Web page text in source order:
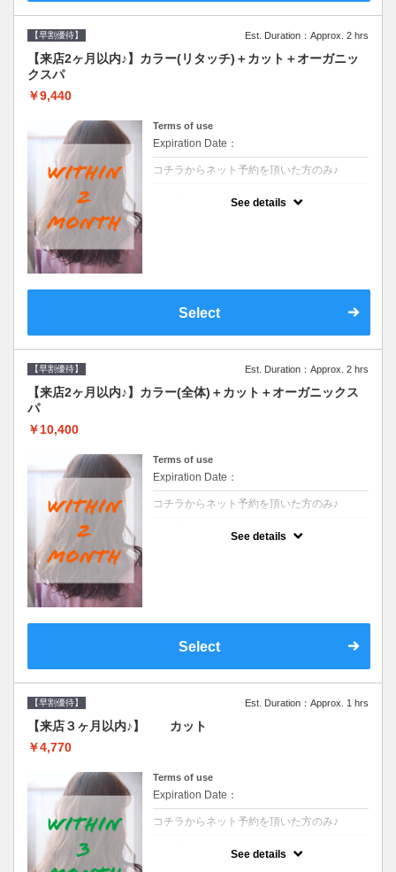
【早割優待】 Est. Duration：Approx. 2 hrs
【来店2ヶ月以内♪】カラー(リタッチ)＋カット＋オーガニッ
クスパ
￥9,440
Terms of use
Expiration Date：
コチラからネット予約を頂いた方のみ♪
See details
Select
【早割優待】 Est. Duration：Approx. 2 hrs
【来店2ヶ月以内♪】カラー(全体)＋カット＋オーガニックス
パ
￥10,400
Terms of use
Expiration Date：
コチラからネット予約を頂いた方のみ♪
See details
Select
【早割優待】 Est. Duration：Approx. 1 hrs
【来店３ヶ月以内♪】 カット
￥4,770
Terms of use
Expiration Date：
コチラからネット予約を頂いた方のみ♪
See details